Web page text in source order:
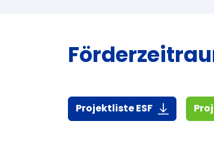
Projektliste ESF(7,3 MiB)